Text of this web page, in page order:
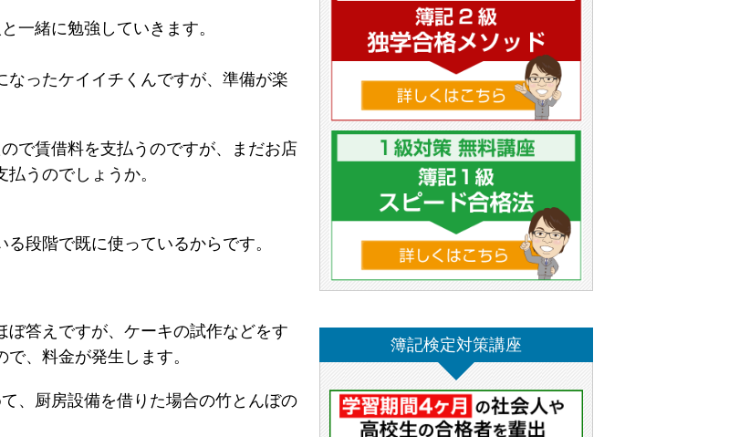
一緒に勉強していきます。
ったケイイチくんですが、準備が楽
で賃借料を支払うのですが、まだお店
うのでしょうか。
段階で既に使っているからです。
答えですが、ケーキの試作などをす
、料金が発生します。
、厨房設備を借りた場合の竹とんぼの
簿記検定対策講座